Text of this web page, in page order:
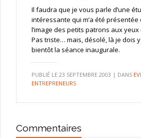
Il faudra que je vous parle d’une
intéressante qui m’a été présentée
l’image des petits patrons aux
Pas triste… mais, désolé, là je dois y
bientôt la séance inaugurale.
PUBLIÉ LE 23 SEPTEMBRE 2003 | DANS
ENTREPRENEURS
Commentaires